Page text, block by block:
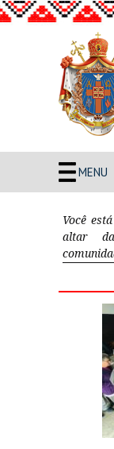
MENU
Você
altar